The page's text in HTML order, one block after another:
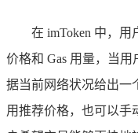
在 imToken 中，
价格和 Gas 用量，当
据当前网络状况给出一
用推荐价格，也可以手